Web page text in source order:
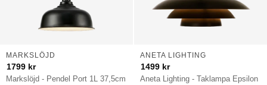
Markslöjd - Pendel Port 1L 37,5cm
MARKSLÖJD
1799 kr
Aneta Lighting - Taklampa Epsilon
ANETA LIGHTING
1499 kr